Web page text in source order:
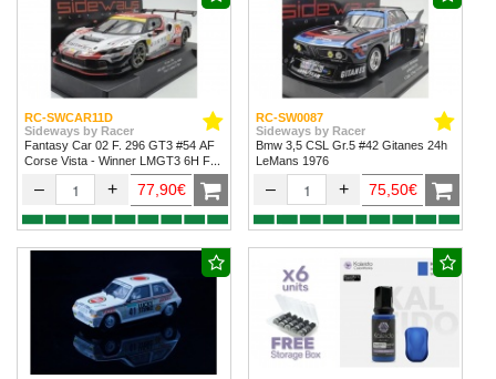
RC-SWCAR11D
Sideways by Racer
Fantasy Car 02 F. 296 GT3 #54 AF
Corse Vista - Winner LMGT3 6H Fuji
– + 77,90€
RC-SW0087
Sideways by Racer
Bmw 3,5 CSL Gr.5 #42 Gitanes 24h
LeMans 1976
– + 75,50€